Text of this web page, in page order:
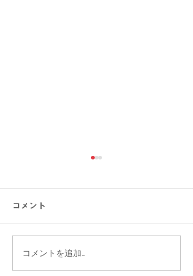
【猛暑でもひんやり】ま
コメント
コメントを追加…